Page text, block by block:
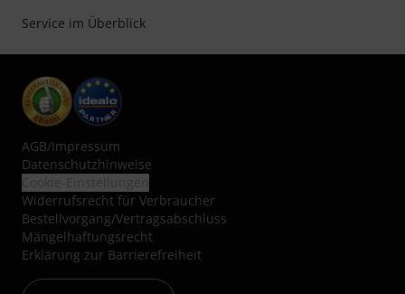
Service im Überblick
AGB/Impressum
Datenschutzhinweise
Widerrufsrecht für Verbraucher
Bestellvorgang/Vertragsabschluss
Mängelhaftungsrecht
Erklärung zur Barrierefreiheit